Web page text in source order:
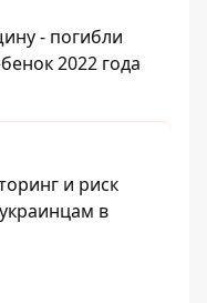
- погибли
2022 года
и риск
в